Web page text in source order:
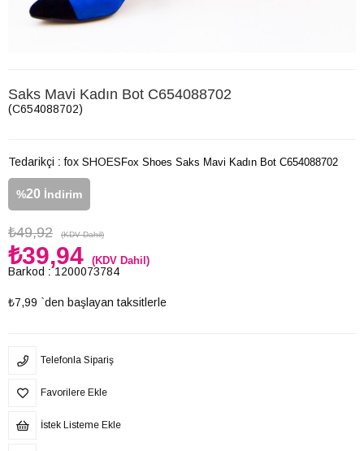
Saks Mavi Kadın Bot C654088702
(C654088702)
Tedarikçi : fox SHOES
%20 İndirim
₺49,92 (KDV Dahil)
₺39,94 (KDV Dahil)
Barkod : 1200073784
₺7,99 `den başlayan taksitlerle
Fox Shoes Saks Mavi Kadın Bot C654088702
Telefonla Sipariş
Favorilere Ekle
İstek Listeme Ekle